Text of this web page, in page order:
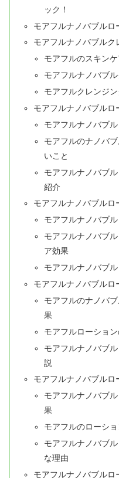
ック！
モアフルナノバブルロ
モアフルナノバブルク
モアフルのスキン
モアフルナノバブ
モアフルクレンジ
モアフルナノバブルロ
モアフルナノバブ
モアフルのナノバ
いこと
モアフルナノバブ
紹介
モアフルナノバブルロ
モアフルナノバブ
モアフルナノバブ
ア効果
モアフルナノバブ
モアフルナノバブルロ
モアフルのナノバ
果
モアフルローショ
モアフルナノバブ
説
モアフルナノバブルロ
モアフルナノバブ
果
モアフルのローシ
モアフルナノバブ
な理由
モアフルナノバブル